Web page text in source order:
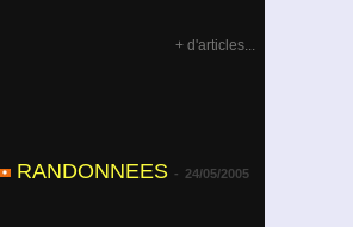
+ d'articles...
RANDONNEES - 24/05/2005